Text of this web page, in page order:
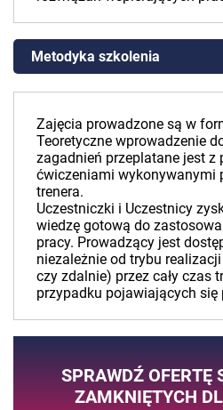
Metodyka szkolenia
Zajęcia prowadzone są w
Teoretyczne wprowadzenie
zagadnień przeplatane jest z
ćwiczeniami wykonywanymi
trenera.
Uczestniczki i Uczestnicy
wiedzę gotową do
pracy. Prowadzący jest
niezależnie od trybu
czy zdalnie) przez cały czas
przypadku pojawiających się
SPRAWDŹ OFERTĘ
ZAMKNIĘTYCH